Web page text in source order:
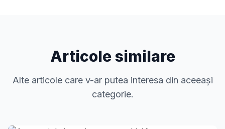
Articole similare
Alte articole care v-ar putea interesa din aceeași
categorie.